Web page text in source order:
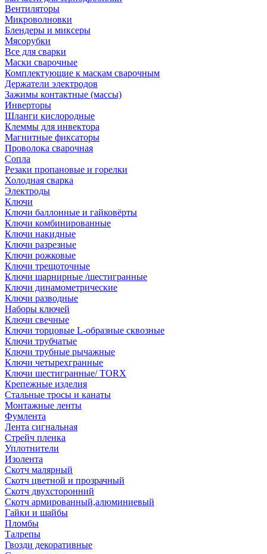
Вентиляторы
Микроволновки
Блендеры и миксеры
Мясорубки
Все для сварки
Маски сварочные
Комплектующие к маскам сварочным
Держатели электродов
Зажимы контактные (массы)
Инверторы
Шланги кислородные
Клеммы для инвектора
Магнитные фиксаторы
Проволока сварочная
Сопла
Резаки пропановые и горелки
Холодная сварка
Электроды
Ключи
Ключи баллонные и гайковёрты
Ключи комбинированные
Ключи накидные
Ключи разрезные
Ключи рожковые
Ключи трещоточные
Ключи шарнирные /шестигранные
Ключи динамометрические
Ключи разводные
Наборы ключей
Ключи свечные
Ключи торцовые L-образные сквозные
Ключи трубчатые
Ключи трубные рычажные
Ключи четырехгранные
Ключи шестигранные/ TORX
Крепежные изделия
Стальные тросы и канаты
Монтажные ленты
Фумлента
Лента сигнальная
Стрейч пленка
Уплотнители
Изолента
Скотч малярный
Скотч цветной и прозрачный
Скотч двухсторонний
Скотч армированный,алюминиевый
Гайки и шайбы
Пломбы
Талрепы
Гвозди декоративные